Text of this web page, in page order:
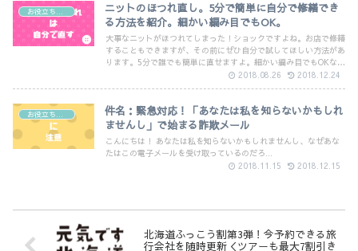
ニットのほつれ直し。5分で簡単に自分で修繕でき
る方法を紹介。細かい編み目でもOK。
大事なニットがほつれてしまった！ショックですよね。お店で修繕
することもできますが、その前にぜひ自分で試してほしい方法があ
ります。5分で誰でも簡単に直せますよ。細かい編み目でもOKなの
で、ぜひ挑戦してみてくださいね。 2018.08.26 2018.12.24
件名：緊急対応！「あなたは私を知らないかもしれ
ませんし」で始まる詐欺メール
こんにちは！ あなたは私を知らないかもしれませんし、なぜあな
たはこの電子メールを受け取っているのだろ...
2018.11.15
2018.12.15
北海道ふっこう割第3弾！今予約できる旅
行会社を随時更新＜ツアーも最大7割引き